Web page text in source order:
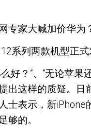
专家大喊加价华为
系列两款机型正
好？”、“无论苹
出这样的质疑。日
士表示，新iPhone
够的。